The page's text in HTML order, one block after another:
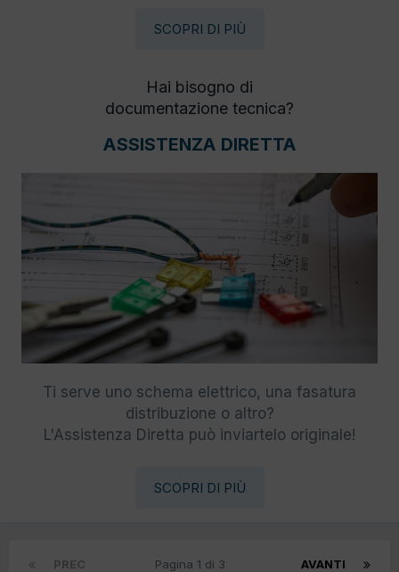
SCOPRI DI PIÙ
Hai bisogno di
documentazione tecnica?
ASSISTENZA DIRETTA
Ti serve uno schema elettrico, una fasatura
distribuzione o altro?
L'Assistenza Diretta può inviartelo originale!
SCOPRI DI PIÙ
PREC AVANTI
Pagina 1 di 3